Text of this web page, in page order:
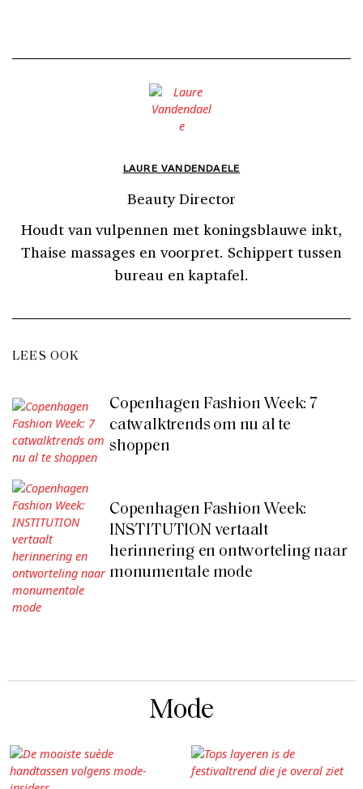
LAURE VANDENDAELE
Beauty Director
Houdt van vulpennen met koningsblauwe inkt,
Thaise massages en voorpret. Schippert tussen
bureau en kaptafel.
LEES OOK
Copenhagen Fashion Week: 7
catwalktrends om nu al te
shoppen
Copenhagen Fashion Week:
INSTITUTION vertaalt
herinnering en ontworteling naar
monumentale mode
Mode